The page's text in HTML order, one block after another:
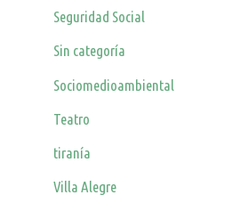
Seguridad Social
Sin categoría
Sociomedioambiental
Teatro
tiranía
Villa Alegre